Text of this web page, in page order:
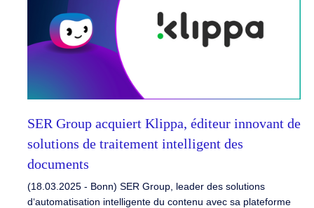
SER Group acquiert Klippa, éditeur innovant de
solutions de traitement intelligent des
documents
(18.03.2025 - Bonn) SER Group, leader des solutions
d‘automatisation intelligente du contenu avec sa plateforme